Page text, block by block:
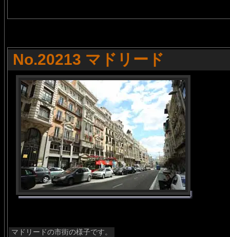
No.20213 マドリード
マドリードの市街の様子です。